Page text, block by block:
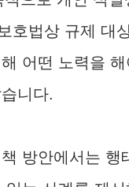
호법상 규제 대
어떤 노력을
니다.
방안에서는 행